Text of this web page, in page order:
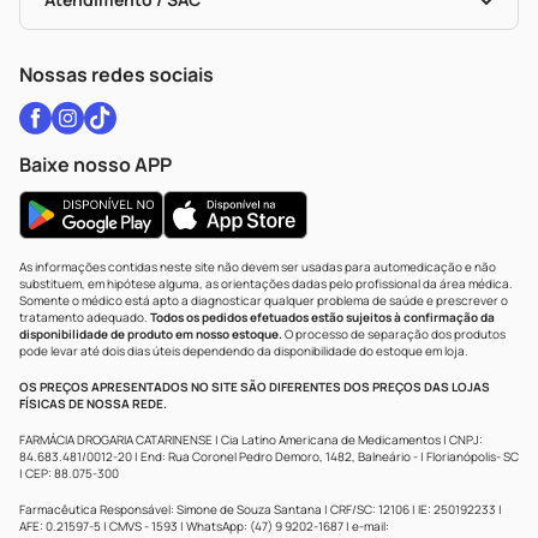
Nossas redes sociais
Baixe nosso APP
As informações contidas neste site não devem ser usadas para automedicação e não
substituem, em hipótese alguma, as orientações dadas pelo profissional da área médica.
Somente o médico está apto a diagnosticar qualquer problema de saúde e prescrever o
tratamento adequado. Todos os pedidos efetuados estão sujeitos à confirmação da
disponibilidade de produto em nosso estoque.O processo de separação dos produtos
pode levar até dois dias úteis dependendo da disponibilidade do estoque em loja.
OS PREÇOS APRESENTADOS NO SITE SÃO DIFERENTES DOS PREÇOS DAS LOJAS
FÍSICAS DE NOSSA REDE.
FARMÁCIA DROGARIA CATARINENSE | Cia Latino Americana de Medicamentos | CNPJ:
84.683.481/0012-20 | End: Rua Coronel Pedro Demoro, 1482, Balneário - | Florianópolis- SC
| CEP: 88.075-300
Farmacêutica Responsável: Simone de Souza Santana | CRF/SC: 12106 | IE: 250192233 |
AFE: 0.21597-5 | CMVS - 1593 | WhatsApp: (47) 9 9202-1687 | e-mail: